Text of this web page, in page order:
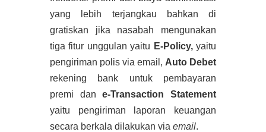
yang lebih terjangkau bahkan di
gratiskan jika nasabah mengunakan
tiga fitur unggulan yaitu E-Policy,yaitu
pengiriman polis via email, Auto Debet
rekening bank untuk pembayaran
premi dane-Transaction Statement
yaitu pengiriman laporan keuangan
secara berkala dilakukan via email.